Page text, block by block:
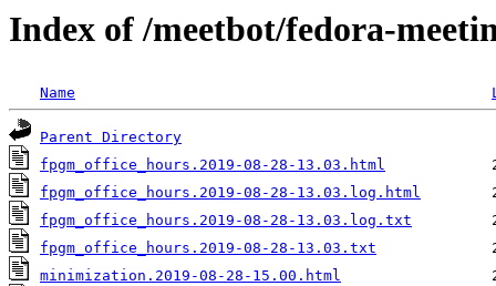
Index of /meetbot/fedora-
Name
Parent Directory
fpgm_office_hours.2019-08-28-13.03.html
fpgm_office_hours.2019-08-28-13.03.log.html
fpgm_office_hours.2019-08-28-13.03.log.txt
fpgm_office_hours.2019-08-28-13.03.txt
minimization.2019-08-28-15.00.html